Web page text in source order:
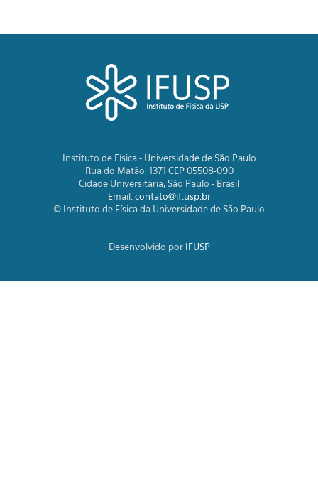
Instituto de Física - Universidade de São Paulo
Rua do Matão, 1371 CEP 05508-090
Cidade Universitária, São Paulo - Brasil
Email:contato@if.usp.br
© Instituto de Física da Universidade de São Paulo
Desenvolvido por IFUSP